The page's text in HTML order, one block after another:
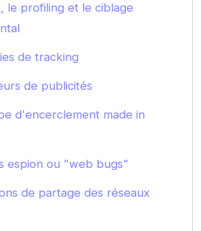
le profiling et le ciblage
de tracking
de publicités
d'encerclement made in
espion ou "web bugs"
de partage des réseaux